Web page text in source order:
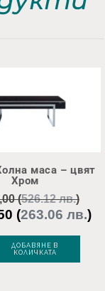
маса – цвят
Хром
(526.12 лв.)
(263.06 лв.)
ДОБАВЯНЕ В
КОЛИЧКАТА